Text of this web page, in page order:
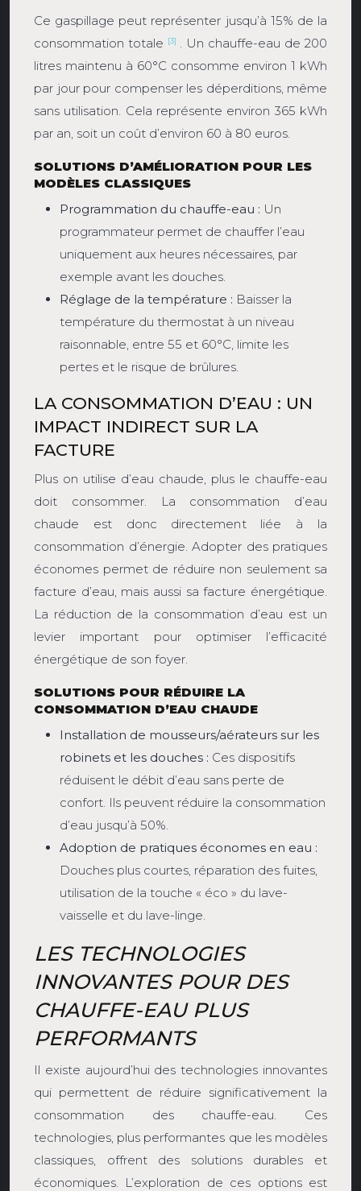
Ce gaspillage peut représenter jusqu’à 15% de la
consommation totale
[3] . Un chauffe-eau de 200
litres maintenu à 60°C consomme environ 1 kWh
par jour pour compenser les déperditions, même
sans utilisation. Cela représente environ 365 kWh
par an, soit un coût d’environ 60 à 80 euros.
SOLUTIONS D’AMÉLIORATION POUR LES
MODÈLES CLASSIQUES
Programmation du chauffe-eau : Un
programmateur permet de chauffer l’eau
uniquement aux heures nécessaires, par
exemple avant les douches.
Réglage de la température : Baisser la
température du thermostat à un niveau
raisonnable, entre 55 et 60°C, limite les
pertes et le risque de brûlures.
LA CONSOMMATION D’EAU : UN
IMPACT INDIRECT SUR LA
FACTURE
Plus on utilise d’eau chaude, plus le chauffe-eau
doit consommer. La consommation d’eau
chaude est donc directement liée à la
consommation d’énergie. Adopter des pratiques
économes permet de réduire non seulement sa
facture d’eau, mais aussi sa facture énergétique.
La réduction de la consommation d’eau est un
levier important pour optimiser l’efficacité
énergétique de son foyer.
SOLUTIONS POUR RÉDUIRE LA
CONSOMMATION D’EAU CHAUDE
Installation de mousseurs/aérateurs sur les
robinets et les douches : Ces dispositifs
réduisent le débit d’eau sans perte de
confort. Ils peuvent réduire la consommation
d’eau jusqu’à 50%.
Adoption de pratiques économes en eau :
Douches plus courtes, réparation des fuites,
utilisation de la touche « éco » du lave-
vaisselle et du lave-linge.
LES TECHNOLOGIES
INNOVANTES POUR DES
CHAUFFE-EAU PLUS
PERFORMANTS
Il existe aujourd’hui des technologies innovantes
qui permettent de réduire significativement la
consommation des chauffe-eau. Ces
technologies, plus performantes que les modèles
classiques, offrent des solutions durables et
économiques. L’exploration de ces options est